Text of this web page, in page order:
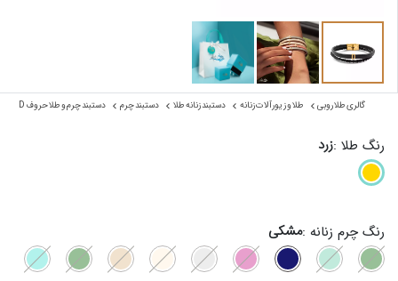
گالری طلا روبی طلا و زیورآلات زنانه دستبند زنانه طلا دستبند چرم دستبند چرم و طلا حروف D
رنگ طلا :زرد
رنگ چرم زنانه :مشکی